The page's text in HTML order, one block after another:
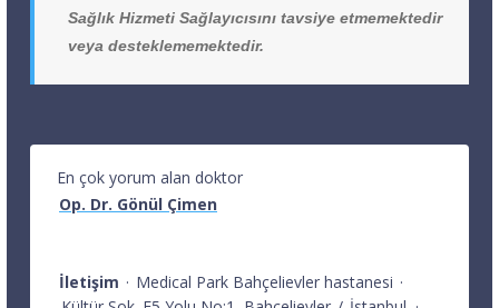
Sağlık Hizmeti Sağlayıcısını tavsiye etmemektedir
veya desteklememektedir.
En çok yorum alan doktor
Op. Dr. Gönül Çimen
İletişim · Medical Park Bahçelievler hastanesi ·